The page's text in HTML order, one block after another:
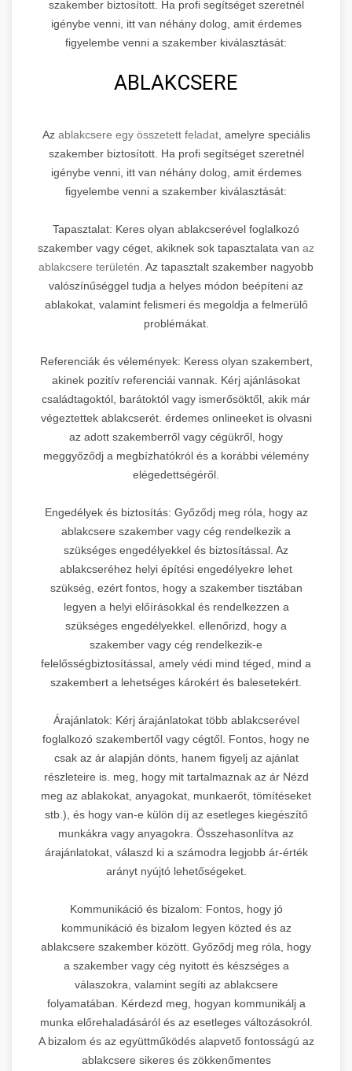
szakember biztosított. Ha profi segítséget szeretnél
igénybe venni, itt van néhány dolog, amit érdemes
figyelembe venni a szakember kiválasztását:
ABLAKCSERE
Az ablakcsere egy összetett feladat, amelyre speciális
szakember biztosított. Ha profi segítséget szeretnél
igénybe venni, itt van néhány dolog, amit érdemes
figyelembe venni a szakember kiválasztását:
Tapasztalat: Keres olyan ablakcserével foglalkozó
szakember vagy céget, akiknek sok tapasztalata van az
ablakcsere területén. Az tapasztalt szakember nagyobb
valószínűséggel tudja a helyes módon beépíteni az
ablakokat, valamint felismeri és megoldja a felmerülő
problémákat.
Referenciák és vélemények: Keress olyan szakembert,
akinek pozitív referenciái vannak. Kérj ajánlásokat
családtagoktól, barátoktól vagy ismerősöktől, akik már
végeztettek ablakcserét. érdemes onlineeket is olvasni
az adott szakemberről vagy cégükről, hogy
meggyőződj a megbízhatókról és a korábbi vélemény
elégedettségéről.
Engedélyek és biztosítás: Győződj meg róla, hogy az
ablakcsere szakember vagy cég rendelkezik a
szükséges engedélyekkel és biztosítással. Az
ablakcseréhez helyi építési engedélyekre lehet
szükség, ezért fontos, hogy a szakember tisztában
legyen a helyi előírásokkal és rendelkezzen a
szükséges engedélyekkel. ellenőrizd, hogy a
szakember vagy cég rendelkezik-e
felelősségbiztosítással, amely védi mind téged, mind a
szakembert a lehetséges károkért és balesetekért.
Árajánlatok: Kérj árajánlatokat több ablakcserével
foglalkozó szakembertől vagy cégtől. Fontos, hogy ne
csak az ár alapján dönts, hanem figyelj az ajánlat
részleteire is. meg, hogy mit tartalmaznak az ár Nézd
meg az ablakokat, anyagokat, munkaerőt, tömítéseket
stb.), és hogy van-e külön díj az esetleges kiegészítő
munkákra vagy anyagokra. Összehasonlítva az
árajánlatokat, válaszd ki a számodra legjobb ár-érték
arányt nyújtó lehetőségeket.
Kommunikáció és bizalom: Fontos, hogy jó
kommunikáció és bizalom legyen közted és az
ablakcsere szakember között. Győződj meg róla, hogy
a szakember vagy cég nyitott és készséges a
válaszokra, valamint segíti az ablakcsere
folyamatában. Kérdezd meg, hogyan kommunikálj a
munka előrehaladásáról és az esetleges változásokról.
A bizalom és az együttműködés alapvető fontosságú az
ablakcsere sikeres és zökkenőmentes